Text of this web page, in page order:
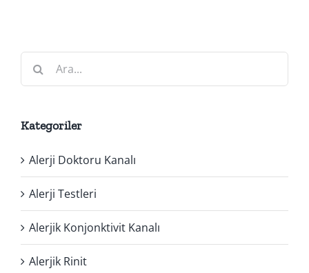
Kategoriler
Alerji Doktoru Kanalı
Alerji Testleri
Alerjik Konjonktivit Kanalı
Alerjik Rinit